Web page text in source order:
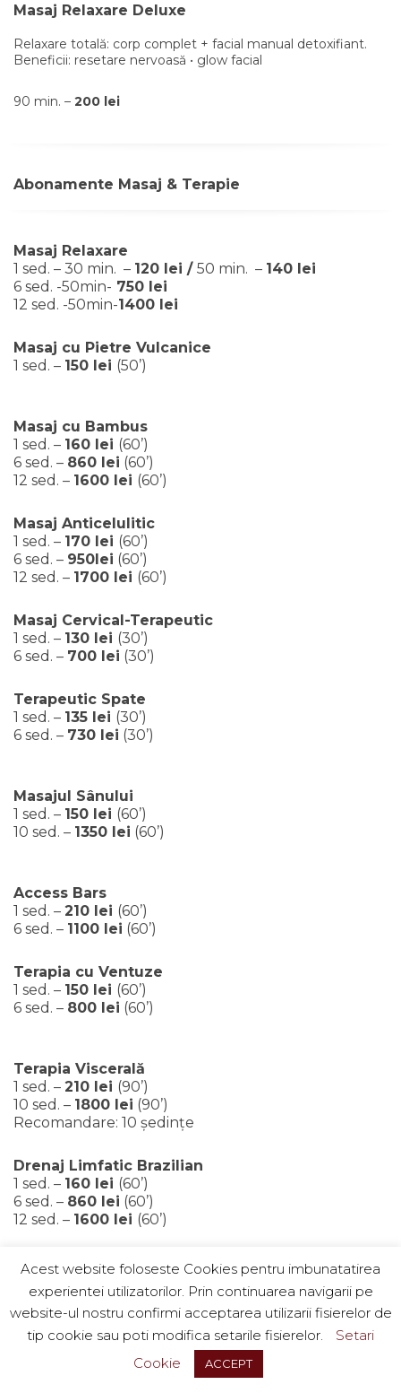
Masaj Relaxare Deluxe
Relaxare totală: corp complet + facial manual detoxifiant.
Beneficii: resetare nervoasă • glow facial
90 min. – 200 lei
Abonamente Masaj & Terapie
Masaj Relaxare
1 sed. – 30 min. – 120 lei / 50 min. – 140 lei
6 sed. -50min- 750 lei
12 sed. -50min-1400 lei
Masaj cu Pietre Vulcanice
1 sed. – 150 lei (50’)
Masaj cu Bambus
1 sed. – 160 lei (60’)
6 sed. – 860 lei (60’)
12 sed. – 1600 lei (60’)
Masaj Anticelulitic
1 sed. – 170 lei (60’)
6 sed. – 950lei (60’)
12 sed. – 1700 lei (60’)
Masaj Cervical-Terapeutic
1 sed. – 130 lei (30’)
6 sed. – 700 lei (30’)
Terapeutic Spate
1 sed. – 135 lei (30’)
6 sed. – 730 lei (30’)
Masajul Sânului
1 sed. – 150 lei (60’)
10 sed. – 1350 lei (60’)
Access Bars
1 sed. – 210 lei (60’)
6 sed. – 1100 lei (60’)
Terapia cu Ventuze
1 sed. – 150 lei (60’)
6 sed. – 800 lei (60’)
Terapia Viscerală
1 sed. – 210 lei (90’)
10 sed. – 1800 lei (90’)
Recomandare: 10 ședințe
Drenaj Limfatic Brazilian
1 sed. – 160 lei (60’)
6 sed. – 860 lei (60’)
12 sed. – 1600 lei (60’)
AromaTouch (doTERRA)
6 sed. – 1090 lei(40’)
Masaj Herbal Balls
Acest website foloseste Cookies pentru imbunatatirea
experientei utilizatorilor. Prin continuarea navigarii pe
website-ul nostru confirmi acceptarea utilizarii fisierelor de
tip cookie sau poti modifica setarile fisierelor.
Setari
Cookie
ACCEPT